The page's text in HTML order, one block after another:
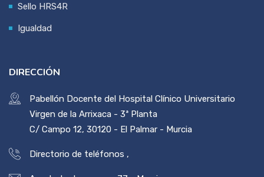
Sello HRS4R
Igualdad
DIRECCIÓN
Pabellón Docente del Hospital Clínico Universitario
Virgen de la Arrixaca - 3ª Planta
C/ Campo 12, 30120 - El Palmar - Murcia
Directorio de teléfonos ,